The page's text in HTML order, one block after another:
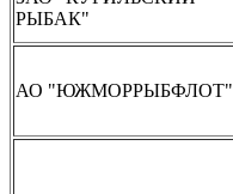
РЫБАК"
АО "ЮЖМОРРЫБФЛОТ"